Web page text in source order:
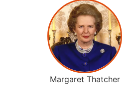
Margaret Thatcher